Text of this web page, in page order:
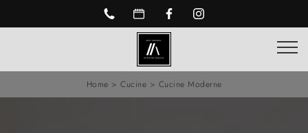
Home > Cucine > Cucine Moderne